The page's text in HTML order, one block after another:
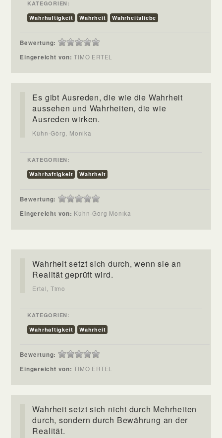
KATEGORIEN:
Wahrhaftigkeit
Wahrheit Wahrheitsliebe
Bewertung:
Eingereicht von:TIMO ERTEL
Es gibt Ausreden, die wie die Wahrheit
aussehen und Wahrheiten, die wie
Ausreden wirken.
Kühn-Görg, Monika
KATEGORIEN:
Wahrhaftigkeit
Wahrheit
Bewertung:
Eingereicht von: Kühn-Görg Monika
Wahrheit setzt sich durch, wenn sie an
Realität geprüft wird.
Ertel, Timo
KATEGORIEN:
Wahrhaftigkeit
Wahrheit
Bewertung:
Eingereicht von:TIMO ERTEL
Wahrheit setzt sich nicht durch Mehrheiten
durch, sondern durch Bewährung an der
Realität.